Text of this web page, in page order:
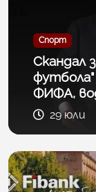
Спорт
Скандал
ФИФА,
29 юли